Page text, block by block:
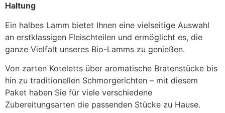
Haltung
Ein halbes Lamm bietet Ihnen eine vielseitige Auswahl
an erstklassigen Fleischteilen und ermöglicht es, die
ganze Vielfalt unseres Bio-Lamms zu genießen.
Von zarten Koteletts über aromatische Bratenstücke bis
hin zu traditionellen Schmorgerichten – mit diesem
Paket haben Sie für viele verschiedene
Zubereitungsarten die passenden Stücke zu Hause.